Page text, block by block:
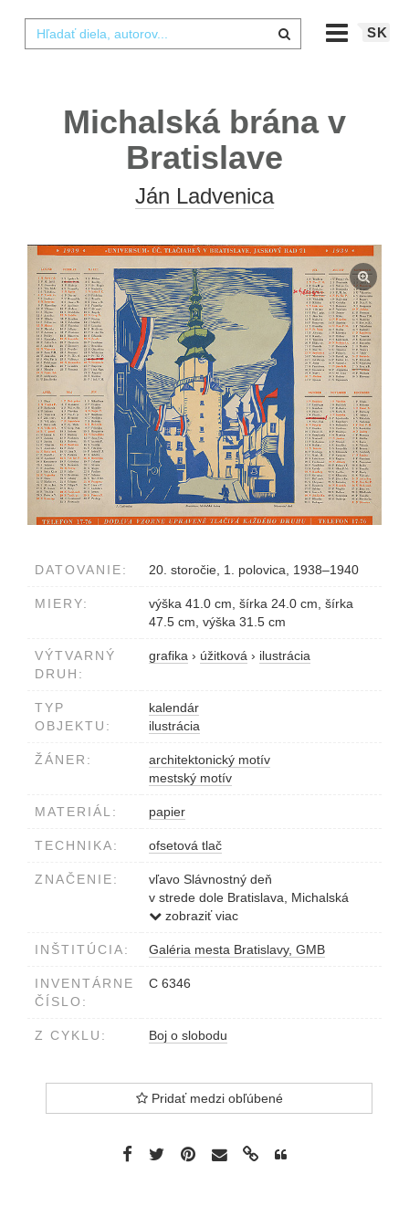
SK
Michalská brána v
Bratislave
Ján Ladvenica
DATOVANIE: 20. storočie, 1. polovica, 1938–1940
MIERY:
výška 41.0 cm, šírka 24.0 cm, šírka
47.5 cm, výška 31.5 cm
VÝTVARNÝ
DRUH:
grafika › úžitková › ilustrácia
TYP
OBJEKTU:
kalendár
ilustrácia
ŽÁNER:
architektonický motív
mestský motív
MATERIÁL: papier
TECHNIKA: ofsetová tlač
ZNAČENIE:
vľavo Slávnostný deň
v strede dole Bratislava, Michalská
bránazobraziť viac
INŠTITÚCIA: Galéria mesta Bratislavy, GMB
INVENTÁRNE
ČÍSLO:
C 6346
Z CYKLU: Boj o slobodu
Pridať medzi obľúbené